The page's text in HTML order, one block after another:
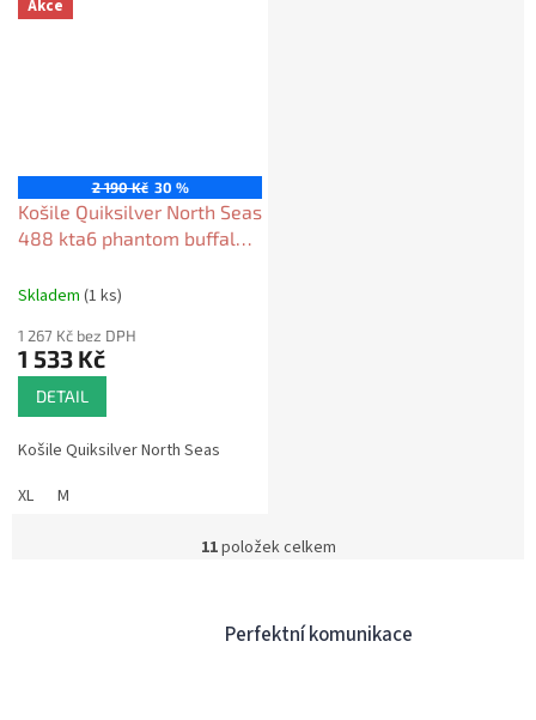
Akce
2 190 Kč 30 %
Košile Quiksilver North Seas
488 kta6 phantom buffalo
Skladem (1 ks)
1 267 Kč bez DPH
1 533 Kč
DETAIL
Košile Quiksilver North Seas
XL
M
O
á
d
11položek celkem
Perfektní komunikace